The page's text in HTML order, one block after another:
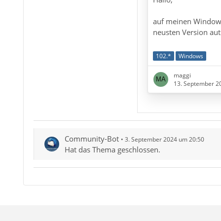
auf meinen
neusten Version
Ich habe eine
unterschiedlichen
Nutzern Zentral
können. Auch
installiert und
Synology NAS
"verbunden"…
102.* Windows
maggi
13. September
Community-Bot 3. September 2024 um 20:50
Hat das Thema geschlossen.